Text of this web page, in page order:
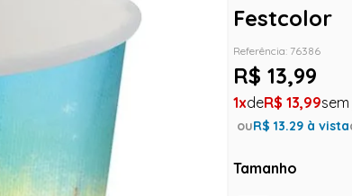
Festcolor
Referência: 76386
R$ 13,99
1 R$ 13,99
ouR$13.29 à vista
Tamanho